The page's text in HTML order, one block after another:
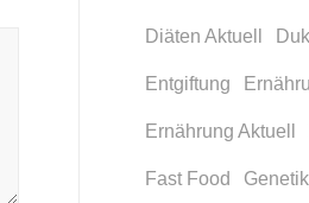
Diäten Aktuell
Entgiftung
Ernährung Aktuell
Fast Food Genetik